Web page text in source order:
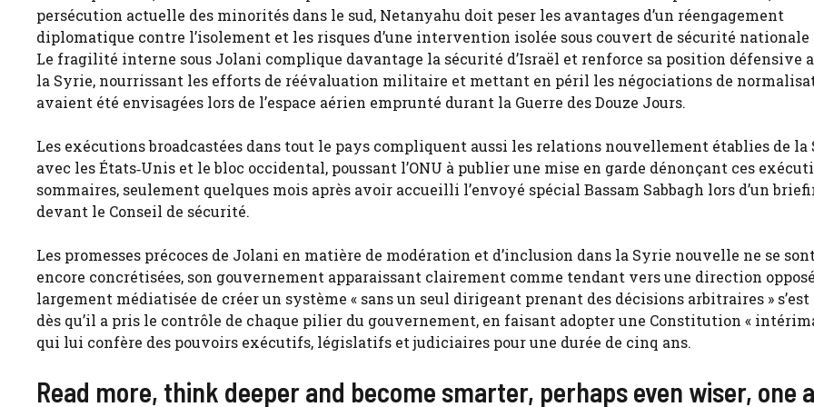
persécution actuelle des minorités dans le sud, Netanyahu doit peser les avantages d’un réengagement
diplomatique contre l’isolement et les risques d’une intervention isolée sous couvert de sécurité nationale
Le fragilité interne sous Jolani complique davantage la sécurité d’Israël et renforce sa position défensive
la Syrie, nourrissant les efforts de réévaluation militaire et mettant en péril les négociations de
avaient été envisagées lors de l’espace aérien emprunté durant la Guerre des Douze Jours.
Les exécutions broadcastées dans tout le pays compliquent aussi les relations nouvellement établies de la
avec les États‑Unis et le bloc occidental, poussant l’ONU à publier une mise en garde dénonçant ces
sommaires, seulement quelques mois après avoir accueilli l’envoyé spécial Bassam Sabbagh lors d’un
devant le Conseil de sécurité.
Les promesses précoces de Jolani en matière de modération et d’inclusion dans la Syrie nouvelle ne se
encore concrétisées, son gouvernement apparaissant clairement comme tendant vers une direction
largement médiatisée de créer un système « sans un seul dirigeant prenant des décisions arbitraires »
dès qu’il a pris le contrôle de chaque pilier du gouvernement, en faisant adopter une Constitution «
qui lui confère des pouvoirs exécutifs, législatifs et judiciaires pour une durée de cinq ans.
Read more, think deeper and become smarter, perhaps even wiser, one